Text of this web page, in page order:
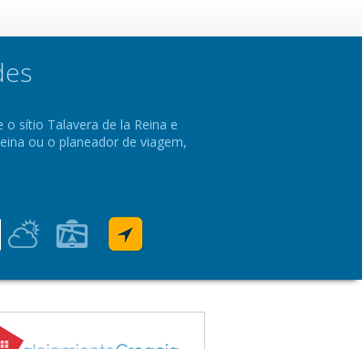
sítio Talavera de la Reina e
ou o planeador de viagem,